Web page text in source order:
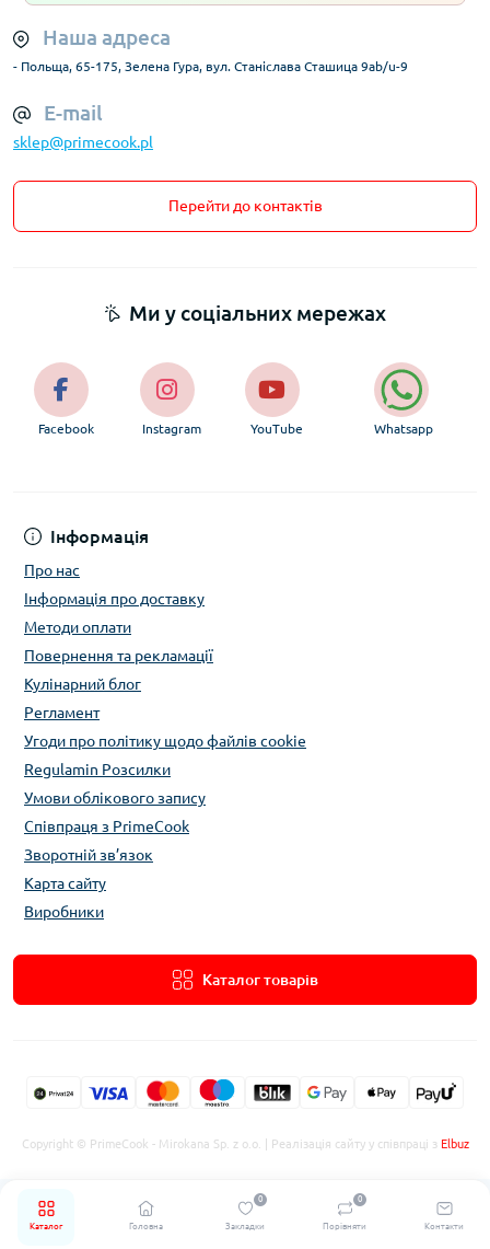
Каталог Головна Закладки
0
Порівняти
0
Контакти
Наша адреса
- Польща, 65-175, Зелена Гура, вул. Станіслава Сташица 9ab/u-9
E-mail
sklep@primecook.pl
Перейти до контактів
Інформація
Про нас
Інформація про доставку
Методи оплати
Повернення та рекламації
Кулінарний блог
Регламент
Угоди про політику щодо файлів cookie
Regulamin Розсилки
Умови облікового запису
Співпраця з PrimeCook
Зворотній зв’язок
Карта сайту
Виробники
Каталог товарів
Ми у соціальних мережах
Facebook Instagram YouTube Whatsapp
Copyright © PrimeCook - Mirokana Sp. z o.o. | Реалізація сайту у співпраці з Elbuz